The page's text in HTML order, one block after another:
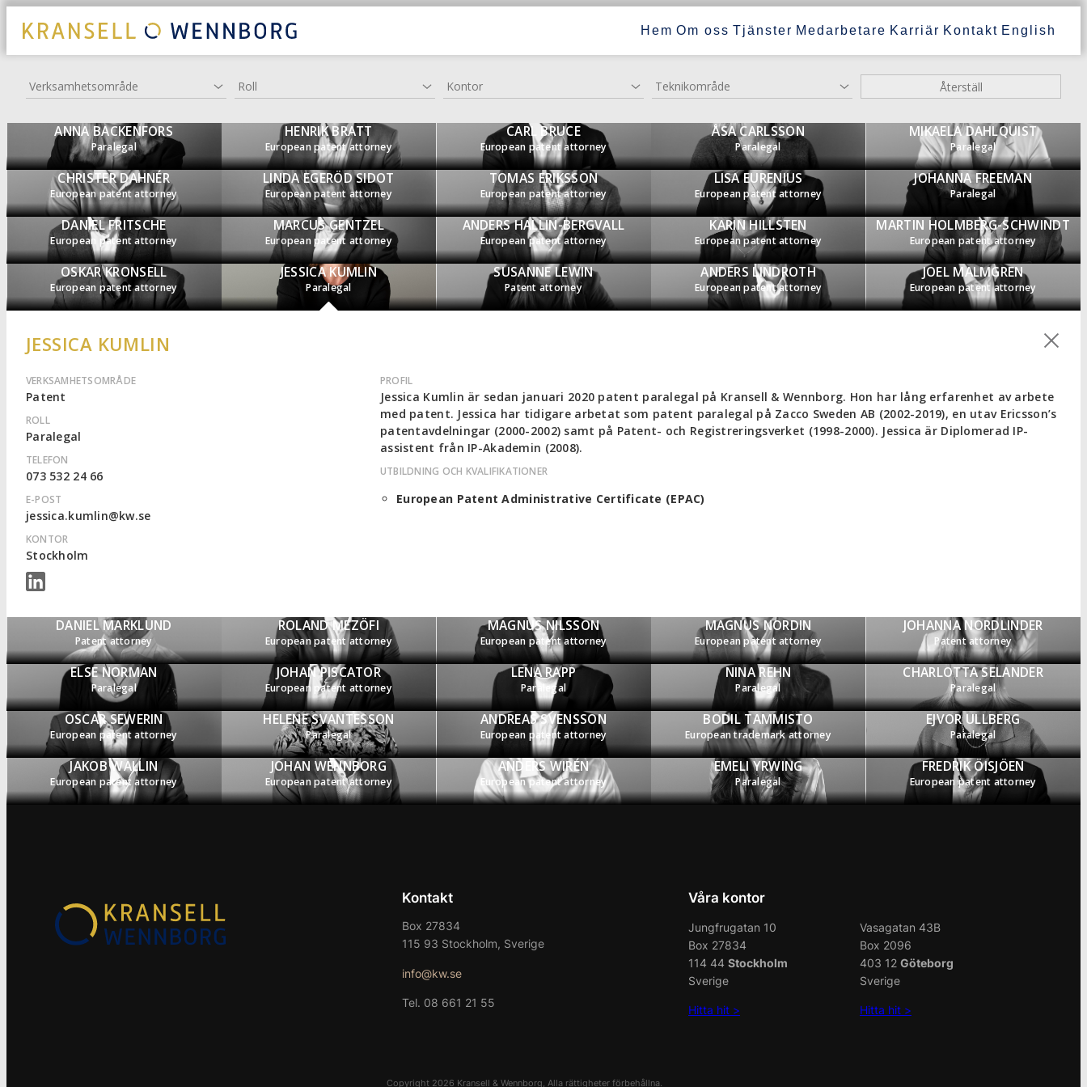
Hem Om oss Tjänster Medarbetare Karriär Kontakt English
Verksamhetsområde Roll Kontor Teknikområde Återställ
ANNA BACKENFORS
Paralegal
HENRIK BRATT
European patent attorney
CARL BRUCE
European patent attorney
ÅSA CARLSSON
Paralegal
MIKAELA DAHLQUIST
Paralegal
CHRISTER DAHNÉR
European patent attorney
LINDA EGERÖD SIDOT
European patent attorney
TOMAS ERIKSSON
European patent attorney
LISA EURENIUS
European patent attorney
JOHANNA FREEMAN
Paralegal
DANIEL FRITSCHE
European patent attorney
MARCUS GENTZEL
European patent attorney
ANDERS HALLIN-BERGVALL
European patent attorney
KARIN HILLSTEN
European patent attorney
MARTIN HOLMBERG-SCHWINDT
European patent attorney
OSKAR KRONSELL
European patent attorney
JESSICA KUMLIN
Paralegal
SUSANNE LEWIN
Patent attorney
ANDERS LINDROTH
European patent attorney
JOEL MALMGREN
European patent attorney
DANIEL MARKLUND
Patent attorney
ROLAND MEZÖFI
European patent attorney
MAGNUS NILSSON
European patent attorney
MAGNUS NORDIN
European patent attorney
JOHANNA NORDLINDER
Patent attorney
ELSE NORMAN
Paralegal
JOHAN PISCATOR
European patent attorney
LENA RAPP
Paralegal
NINA REHN
Paralegal
CHARLOTTA SELANDER
Paralegal
OSCAR SEWERIN
European patent attorney
HELENE SVANTESSON
Paralegal
ANDREAS SVENSSON
European patent attorney
BODIL TAMMISTO
European trademark attorney
EJVOR ULLBERG
Paralegal
JAKOB WALLIN
European patent attorney
JOHAN WENNBORG
European patent attorney
ANDERS WIRÉN
European patent attorney
EMELI YRWING
Paralegal
FREDRIK ÖISJÖEN
European patent attorney
JESSICA KUMLIN
VERKSAMHETSOMRÅDE
Patent
ROLL
Paralegal
TELEFON
073 532 24 66
E-POST
jessica.kumlin@kw.se
KONTOR
Stockholm
PROFIL
Jessica Kumlin är sedan januari 2020 patent paralegal på Kransell & Wennborg. Hon har lång erfarenhet av arbete
med patent. Jessica har tidigare arbetat som patent paralegal på Zacco Sweden AB (2002-2019), en utav Ericsson’s
patentavdelningar (2000-2002) samt på Patent- och Registreringsverket (1998-2000). Jessica är Diplomerad IP-
assistent från IP-Akademin (2008).
UTBILDNING OCH KVALIFIKATIONER
European Patent Administrative Certificate (EPAC)
Kontakt
Box 27834
115 93 Stockholm, Sverige
info@kw.se
Tel. 08 661 21 55
Våra kontor
Jungfrugatan 10
Box 27834
114 44 Stockholm
Sverige
Hitta hit >
Vasagatan 43B
Box 2096
403 12 Göteborg
Sverige
Hitta hit >
Copyright 2026 Kransell & Wennborg, Alla rättigheter förbehållna.